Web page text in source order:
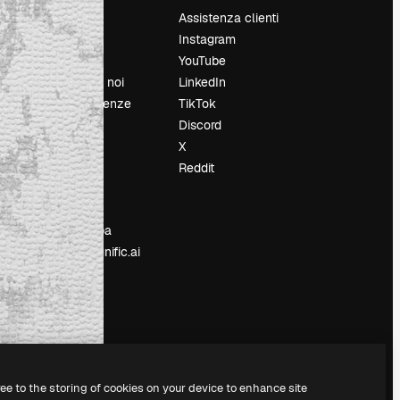
Prezzi
Chi siamo
Recensioni
Lavora con noi
Cerca tendenze
Blog
Eventi
Slidesgo
Vendi i tuoi
contenuti
Sala stampa
Cerchi magnific.ai
Assistenza clienti
Instagram
YouTube
LinkedIn
TikTok
Discord
X
Reddit
to the storing of cookies on your device to enhance site